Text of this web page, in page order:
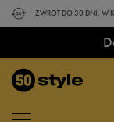
ZWROT DO 30 DNI. W